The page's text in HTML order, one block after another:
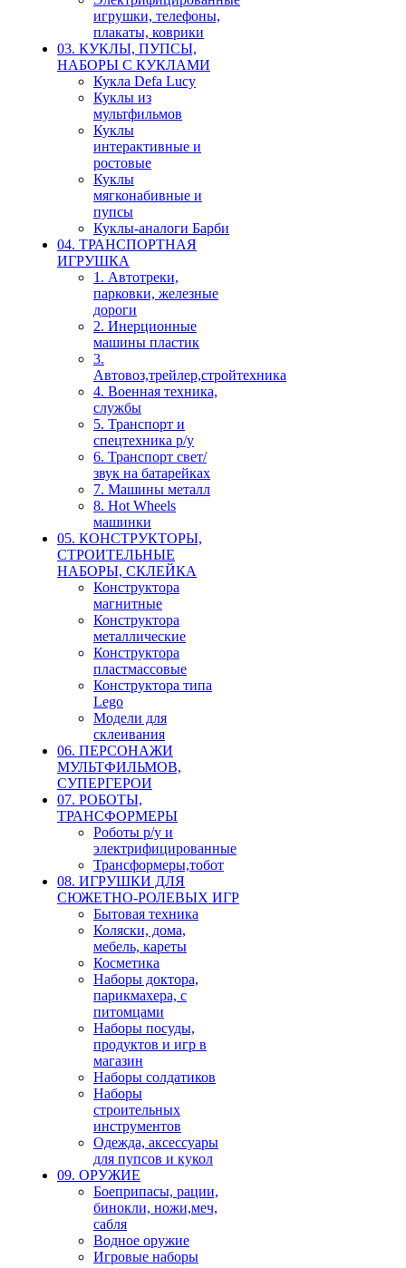
игрушки, телефоны,
плакаты, коврики
03. КУКЛЫ, ПУПСЫ,
НАБОРЫ С КУКЛАМИ
Кукла Defa Lucy
Куклы из
мультфильмов
Куклы
интерактивные и
ростовые
Куклы
мягконабивные и
пупсы
Куклы-аналоги Барби
04. ТРАНСПОРТНАЯ
ИГРУШКА
1. Автотреки,
парковки, железные
дороги
2. Инерционные
машины пластик
3.
Автовоз,трейлер,стройтехника
4. Военная техника,
службы
5. Транспорт и
спецтехника р/у
6. Транспорт свет/
звук на батарейках
7. Машины металл
8. Hot Wheels
машинки
05. КОНСТРУКТОРЫ,
СТРОИТЕЛЬНЫЕ
НАБОРЫ, СКЛЕЙКА
Конструктора
магнитные
Конструктора
металлические
Конструктора
пластмассовые
Конструктора типа
Lego
Модели для
склеивания
06. ПЕРСОНАЖИ
МУЛЬТФИЛЬМОВ,
СУПЕРГЕРОИ
07. РОБОТЫ,
ТРАНСФОРМЕРЫ
Роботы р/у и
электрифицированные
Трансформеры,тобот
08. ИГРУШКИ ДЛЯ
СЮЖЕТНО-РОЛЕВЫХ ИГР
Бытовая техника
Коляски, дома,
мебель, кареты
Косметика
Наборы доктора,
парикмахера, с
питомцами
Наборы посуды,
продуктов и игр в
магазин
Наборы солдатиков
Наборы
строительных
инструментов
Одежда, аксессуары
для пупсов и кукол
09. ОРУЖИЕ
Боеприпасы, рации,
бинокли, ножи,меч,
сабля
Водное оружие
Игровые наборы